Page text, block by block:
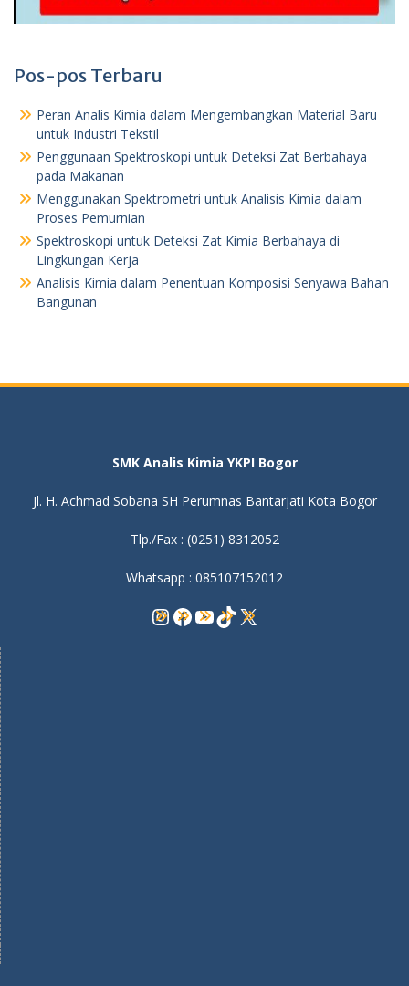
Pos-pos Terbaru
Peran Analis Kimia dalam Mengembangkan Material Baru
untuk Industri Tekstil
Penggunaan Spektroskopi untuk Deteksi Zat Berbahaya
pada Makanan
Menggunakan Spektrometri untuk Analisis Kimia dalam
Proses Pemurnian
Spektroskopi untuk Deteksi Zat Kimia Berbahaya di
Lingkungan Kerja
Analisis Kimia dalam Penentuan Komposisi Senyawa Bahan
Bangunan
SMK Analis Kimia YKPI Bogor
Jl. H. Achmad Sobana SH Perumnas Bantarjati Kota Bogor
Tlp./Fax : (0251) 8312052
Whatsapp : 085107152012
Instagram
Facebook
YouTube
TikTok
X